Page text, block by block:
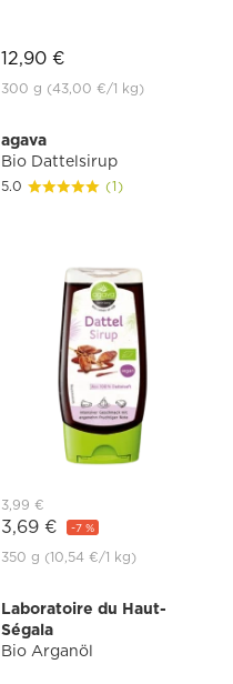
12,90 €
300 g (43,00 €/1 kg)
agava
Bio Dattelsirup
5.0 (1)
3,99 €
3,69 € -7 %
350 g (10,54 €/1 kg)
Laboratoire du Haut-
Ségala
Bio Arganöl